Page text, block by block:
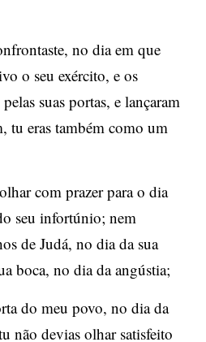
no dia em que
o seu exército, e os
suas portas, e lançaram
tu eras também como um
com prazer para o dia
seu infortúnio; nem
de Judá, no dia da sua
boca, no dia da angústia;
do meu povo, no dia da
não devias olhar satisfeito